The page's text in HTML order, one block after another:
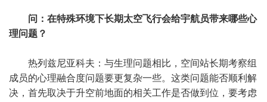
问：在特殊环境下长期太空飞行会给宇航员带来哪些心
理问题？
热列兹尼亚科夫：与生理问题相比，空间站长期考察组
成员的心理融合度问题要更复杂一些。这类问题能否顺利解
决，首先取决于升空前地面的相关工作是否做到位，要考虑